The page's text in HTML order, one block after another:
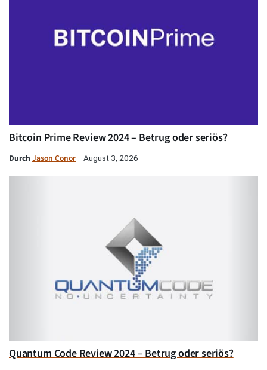
Bitcoin Prime Review 2024 – Betrug oder seriös?
Durch Jason Conor August 3, 2026
Quantum Code Review 2024 – Betrug oder seriös?